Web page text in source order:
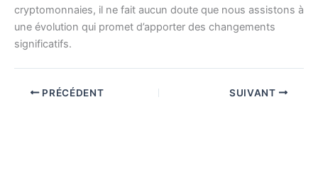
cryptomonnaies, il ne fait aucun doute que nous assistons à
une évolution qui promet d’apporter des changements
significatifs.
PRÉCÉDENT SUIVANT